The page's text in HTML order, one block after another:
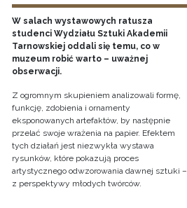
W salach wystawowych ratusza
studenci Wydziału Sztuki Akademii
Tarnowskiej oddali się temu, co w
muzeum robić warto – uważnej
obserwacji.
Z ogromnym skupieniem analizowali formę,
funkcję, zdobienia i ornamenty
eksponowanych artefaktów, by następnie
przelać swoje wrażenia na papier. Efektem
tych działań jest niezwykła wystawa
rysunków, które pokazują proces
artystycznego odwzorowania dawnej sztuki –
z perspektywy młodych twórców.